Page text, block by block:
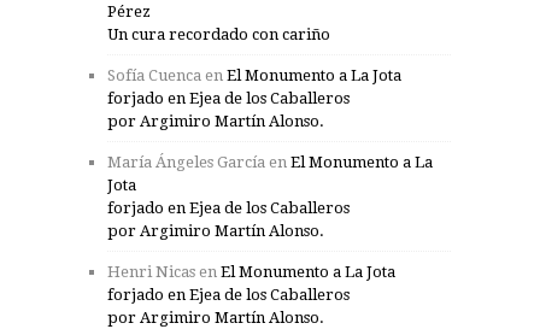
Pérez
Un cura recordado con cariño
Sofía Cuenca en El Monumento a La Jota
forjado en Ejea de los Caballeros
por Argimiro Martín Alonso.
María Ángeles García en El Monumento a La
Jota
forjado en Ejea de los Caballeros
por Argimiro Martín Alonso.
Henri Nicas en El Monumento a La Jota
forjado en Ejea de los Caballeros
por Argimiro Martín Alonso.